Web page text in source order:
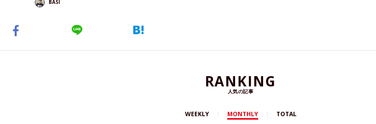
BASI
RANKING
人気の記事
WEEKLY MONTHLY TOTAL